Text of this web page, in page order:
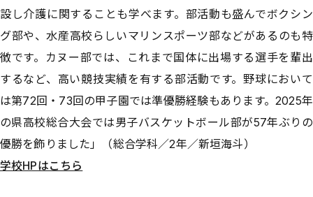
設し介護に関することも学べます。部活動も盛んでボクシン
グ部や、水産高校らしいマリンスポーツ部などがあるのも特
徴です。カヌー部では、これまで国体に出場する選手を輩出
するなど、高い競技実績を有する部活動です。野球において
は第72回・73回の甲子園では準優勝経験もあります。2025年
の県高校総合大会では男子バスケットボール部が57年ぶりの
優勝を飾りました」（総合学科／2年／新垣海斗）
学校HPはこちら